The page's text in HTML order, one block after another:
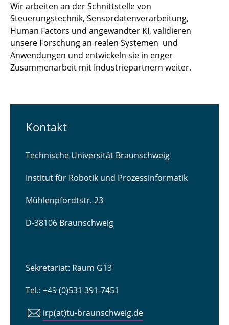
Wir arbeiten an der Schnittstelle von
Steuerungstechnik, Sensordatenverarbeitung,
Human Factors und angewandter KI, validieren
unsere Forschung an realen Systemen und
Anwendungen und entwickeln sie in enger
Zusammenarbeit mit Industriepartnern weiter.
Kontakt
Technische Universität Braunschweig
Institut für Robotik und Prozessinformatik
Mühlenpfordtstr. 23
D-38106 Braunschweig
Sekretariat: Raum G13
Tel.: +49 (0)531 391-7451
irp(at)tu-braunschweig.de